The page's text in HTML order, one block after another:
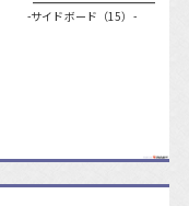
-サイドボード（15）-